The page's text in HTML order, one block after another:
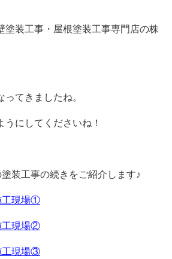
塗装工事・屋根塗装工事専門店の株
てきましたね。
にしてくださいね！
装工事の続きをご紹介します♪
工現場①
工現場②
工現場③